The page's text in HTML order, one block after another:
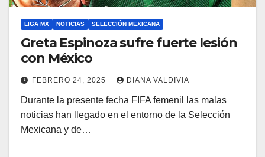
LIGA MX NOTICIAS SELECCIÓN MEXICANA
Greta Espinoza sufre fuerte lesión
con México
FEBRERO 24, 2025 DIANA VALDIVIA
Durante la presente fecha FIFA femenil las malas
noticias han llegado en el entorno de la Selección
Mexicana y de…